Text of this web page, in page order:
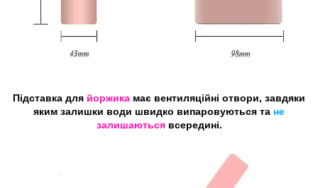
Підставка для йоржика має вентиляційні отвори, завдяки
яким залишки води швидко випаровуються та не
залишаютьсявсередині.